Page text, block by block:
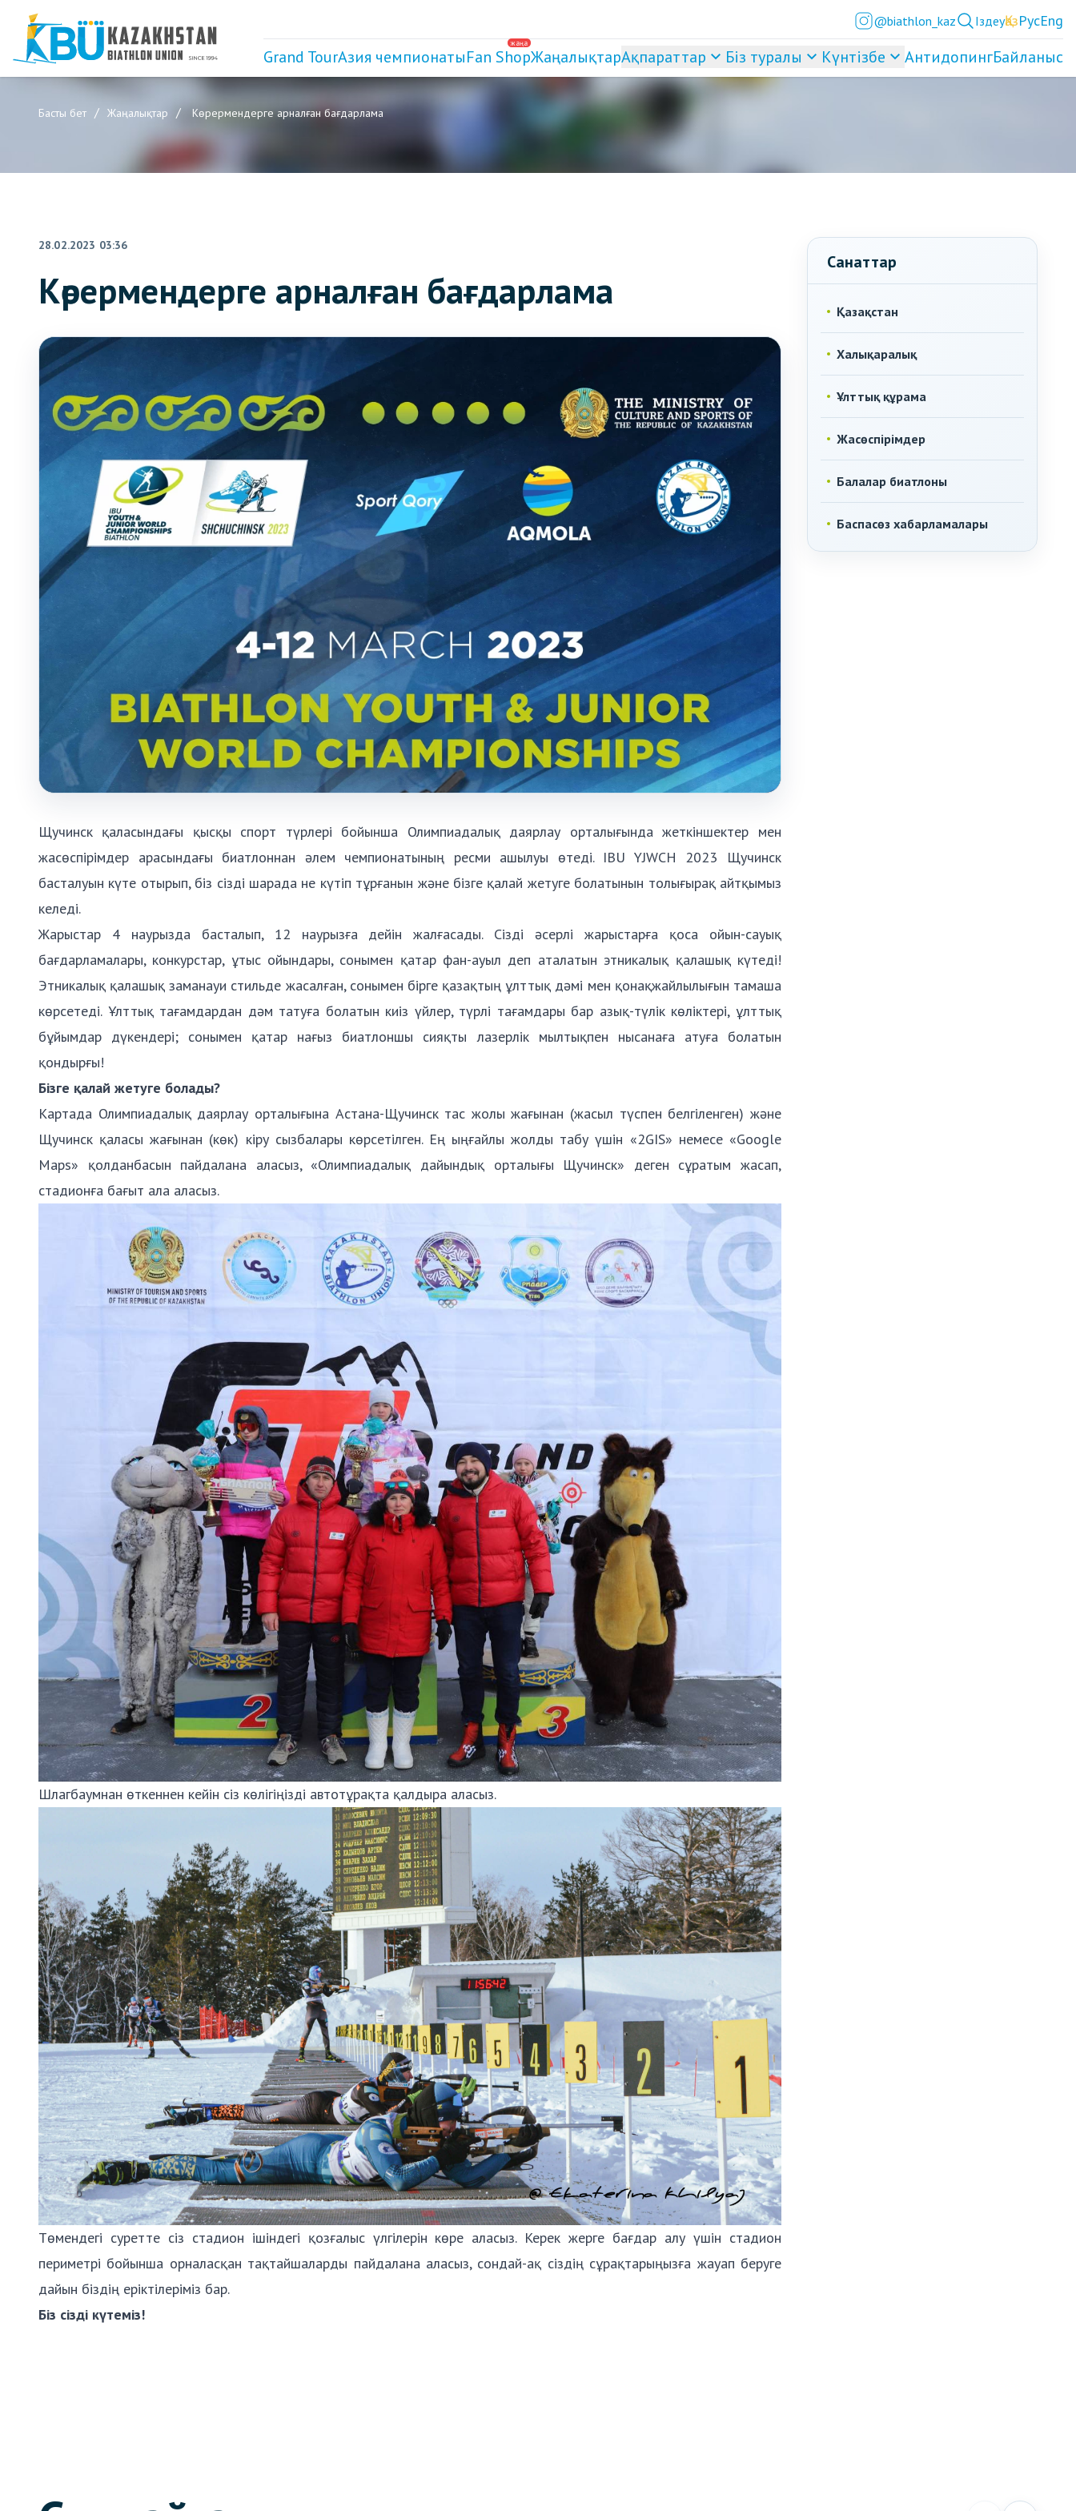
@biathlon_kaz ІздеуҚазРусEng
Grand TourАзия чемпионаты
жаңа
Fan ShopЖаңалықтарАқпараттар Біз туралы Күнтізбе АнтидопингБайланыс
Басты бет Жаңалықтар Көрермендерге арналған бағдарлама
28.02.2023 03:36
Көрермендерге арналған бағдарлама
Щучинск қаласындағы қысқы спорт түрлері бойынша Олимпиадалық даярлау орталығында жеткіншектер мен
жасөспірімдер арасындағы биатлоннан әлем чемпионатының ресми ашылуы өтеді. IBU YJWCH 2023 Щучинск
басталуын күте отырып, біз сізді шарада не күтіп тұрғанын және бізге қалай жетуге болатынын толығырақ айтқымыз
келеді.
Жарыстар 4 наурызда басталып, 12 наурызға дейін жалғасады. Сізді әсерлі жарыстарға қоса ойын-сауық
бағдарламалары, конкурстар, ұтыс ойындары, сонымен қатар фан-ауыл деп аталатын этникалық қалашық күтеді!
Этникалық қалашық заманауи стильде жасалған, сонымен бірге қазақтың ұлттық дәмі мен қонақжайлылығын тамаша
көрсетеді. Ұлттық тағамдардан дәм татуға болатын киіз үйлер, түрлі тағамдары бар азық-түлік көліктері, ұлттық
бұйымдар дүкендері; сонымен қатар нағыз биатлоншы сияқты лазерлік мылтықпен нысанаға атуға болатын
қондырғы!
Бізге қалай жетуге болады?
Картада Олимпиадалық даярлау орталығына Астана-Щучинск тас жолы жағынан (жасыл түспен белгіленген) және
Щучинск қаласы жағынан (көк) кіру сызбалары көрсетілген. Ең ыңғайлы жолды табу үшін «2GIS» немесе «Google
Maps» қолданбасын пайдалана аласыз, «Олимпиадалық дайындық орталығы Щучинск» деген сұратым жасап,
стадионға бағыт ала аласыз.
Шлагбаумнан өткеннен кейін сіз көлігіңізді автотұрақта қалдыра аласыз.
Төмендегі суретте сіз стадион ішіндегі қозғалыс үлгілерін көре аласыз. Керек жерге бағдар алу үшін стадион
периметрі бойынша орналасқан тақтайшаларды пайдалана аласыз, сондай-ақ сіздің сұрақтарыңызға жауап беруге
дайын біздің еріктілеріміз бар.
Біз сізді күтеміз!
Санаттар
Қазақстан
Халықаралық
Ұлттық құрама
Жасөспірімдер
Балалар биатлоны
Баспасөз хабарламалары